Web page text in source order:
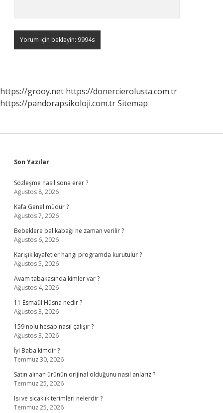
https://grooy.net https://donercierolusta.com.tr
https://pandorapsikoloji.com.trSitemap
Sidebar
Son Yazılar
Sözleşme nasıl sona erer ?
Ağustos 8, 2026
Kafa Genel müdür ?
Ağustos 7, 2026
Bebeklere bal kabağı ne zaman verilir ?
Ağustos 6, 2026
Karışık kıyafetler hangi programda kurutulur ?
Ağustos 5, 2026
Avam tabakasında kimler var ?
Ağustos 4, 2026
11 Esmaül Hüsna nedir ?
Ağustos 3, 2026
159 nolu hesap nasıl çalışır ?
Ağustos 3, 2026
İyi Baba kimdir ?
Temmuz 30, 2026
Satın alınan ürünün orijinal olduğunu nasıl anlarız ?
Temmuz 25, 2026
Isı ve sıcaklık terimleri nelerdir ?
Temmuz 25, 2026